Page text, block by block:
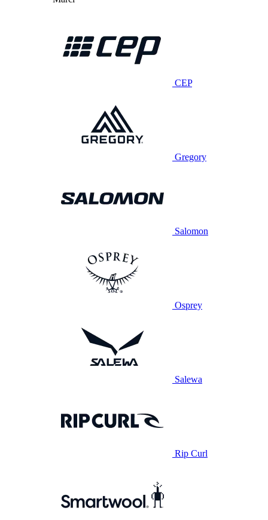
CEP
Gregory
Salomon
Osprey
Salewa
Rip Curl